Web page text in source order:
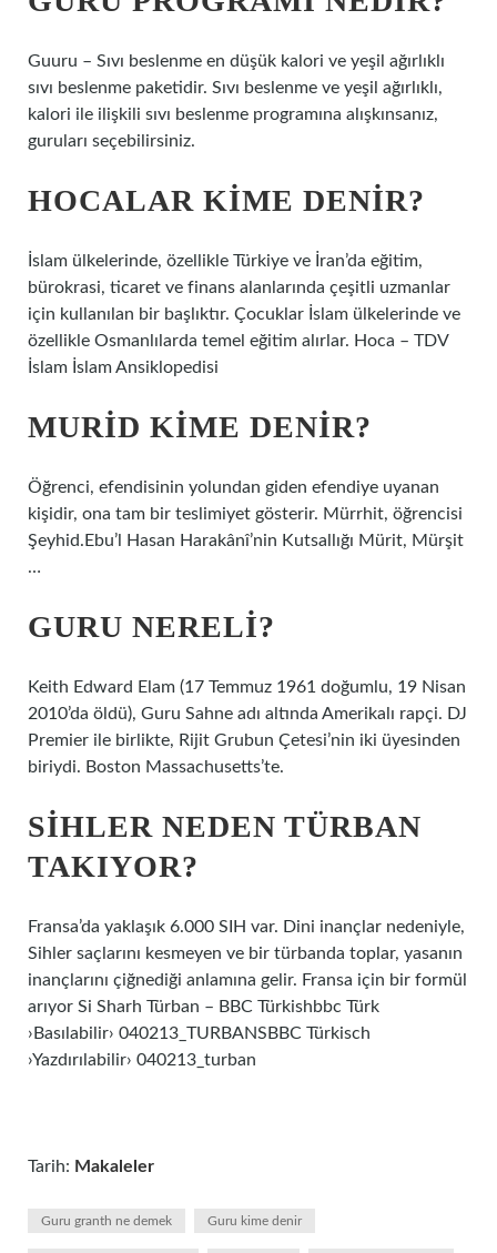
Guuru – Sıvı beslenme en düşük kalori ve yeşil ağırlıklı
sıvı beslenme paketidir. Sıvı beslenme ve yeşil ağırlıklı,
kalori ile ilişkili sıvı beslenme programına alışkınsanız,
guruları seçebilirsiniz.
HOCALAR KIME DENIR?
İslam ülkelerinde, özellikle Türkiye ve İran’da eğitim,
bürokrasi, ticaret ve finans alanlarında çeşitli uzmanlar
için kullanılan bir başlıktır. Çocuklar İslam ülkelerinde ve
özellikle Osmanlılarda temel eğitim alırlar. Hoca – TDV
İslam İslam Ansiklopedisi
MURID KIME DENIR?
Öğrenci, efendisinin yolundan giden efendiye uyanan
kişidir, ona tam bir teslimiyet gösterir. Mürrhit, öğrencisi
Şeyhid.Ebu’l Hasan Harakânî’nin Kutsallığı Mürit, Mürşit
…
GURU NERELI?
Keith Edward Elam (17 Temmuz 1961 doğumlu, 19 Nisan
2010’da öldü), Guru Sahne adı altında Amerikalı rapçi. DJ
Premier ile birlikte, Rijit Grubun Çetesi’nin iki üyesinden
biriydi. Boston Massachusetts’te.
SIHLER NEDEN TÜRBAN
TAKIYOR?
Fransa’da yaklaşık 6.000 SIH var. Dini inançlar nedeniyle,
Sihler saçlarını kesmeyen ve bir türbanda toplar, yasanın
inançlarını çiğnediği anlamına gelir. Fransa için bir formül
arıyor Si Sharh Türban – BBC Türkishbbc Türk
›Basılabilir› 040213_TURBANSBBC Türkisch
›Yazdırılabilir› 040213_turban
Tarih: Makaleler
Guru granth ne demek Guru kime denir